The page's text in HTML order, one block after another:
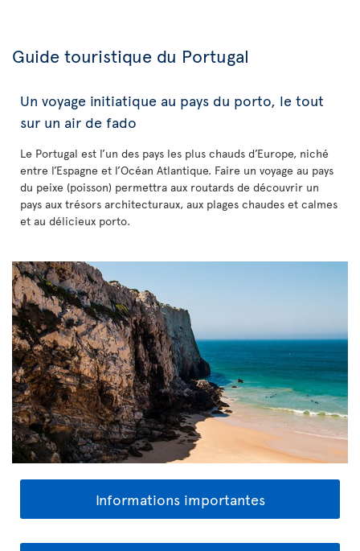
Guide touristique du Portugal
Un voyage initiatique au pays du porto, le tout
sur un air de fado
Le Portugal est l’un des pays les plus chauds d’Europe, niché
entre l’Espagne et l’Océan Atlantique. Faire un voyage au pays
du peixe (poisson) permettra aux routards de découvrir un
pays aux trésors architecturaux, aux plages chaudes et calmes
et au délicieux porto.
Informations importantes